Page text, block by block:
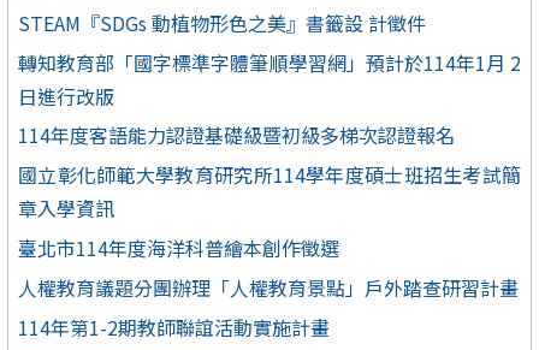
STEAM『SDGs 動植物形色之美』書籤設 計徵件
轉知教育部「國字標準字體筆順學習網」預計於114年1月 2
日進行改版
114年度客語能力認證基礎級暨初級多梯次認證報名
國立彰化師範大學教育研究所114學年度碩士班招生考試簡
章入學資訊
臺北市114年度海洋科普繪本創作徵選
人權教育議題分團辦理「人權教育景點」戶外踏查研習計畫
114年第1-2期教師聯誼活動實施計畫